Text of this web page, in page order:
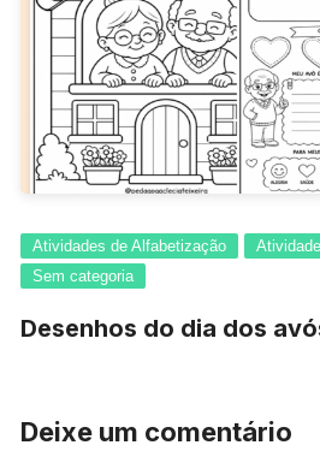
Atividades de Alfabetização
Sem categoria
Desenhos do dia dos
Deixe um comentário